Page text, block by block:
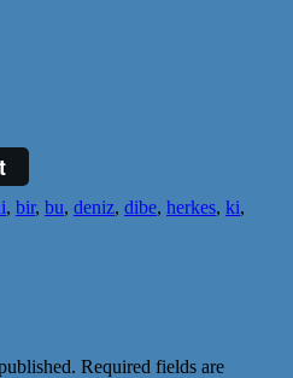
, bir, bu, deniz, dibe, herkes, ki,
Required fields are